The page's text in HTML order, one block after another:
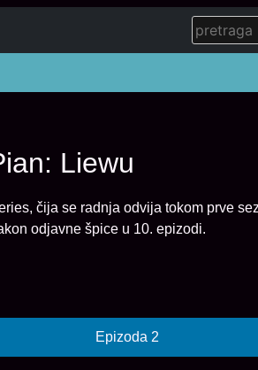
Liewu
čija se radnja odvija tokom prve
odjavne špice u 10. epizodi.
Epizoda 2